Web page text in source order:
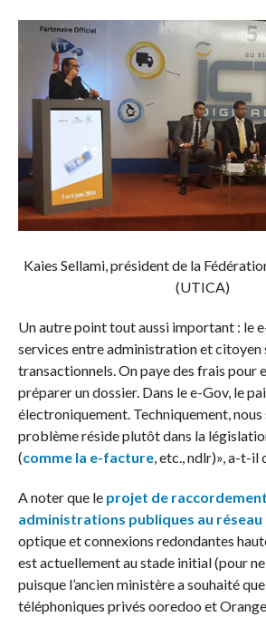
Kaies Sellami, président de la
(UTICA)
Un autre point tout aussi important : le
services entre administration et citoyen
transactionnels. On paye des frais pour
préparer un dossier. Dans le e-Gov, le
électroniquement. Techniquement, nous
problème réside plutôt dans la
(comme la e-facture, etc., ndlr)», a-t-il
A noter que le projet de
administrations publiques au réseau
optique et connexions redondantes
est actuellement au stade initial (pour
puisque l’ancien ministère a souhaité
téléphoniques privés ooredoo et